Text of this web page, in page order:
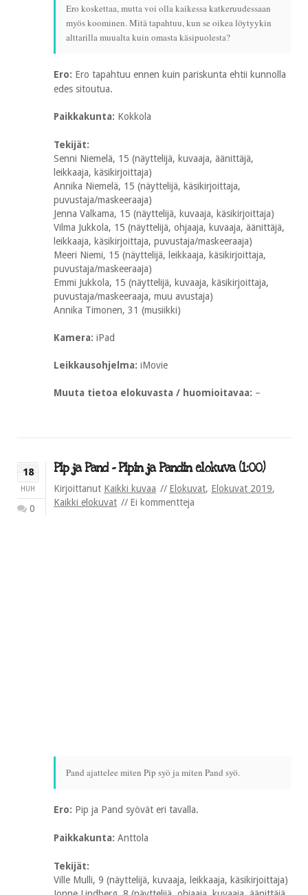
Ero koskettaa, mutta voi olla kaikessa katkeruudessaan
myös koominen. Mitä tapahtuu, kun se oikea löytyykin
alttarilla muualta kuin omasta käsipuolesta?
Ero: Ero tapahtuu ennen kuin pariskunta ehtii kunnolla
edes sitoutua.
Paikkakunta: Kokkola
Tekijät:
Senni Niemelä, 15 (näyttelijä, kuvaaja, äänittäjä,
leikkaaja, käsikirjoittaja)
Annika Niemelä, 15 (näyttelijä, käsikirjoittaja,
puvustaja/maskeeraaja)
Jenna Valkama, 15 (näyttelijä, kuvaaja, käsikirjoittaja)
Vilma Jukkola, 15 (näyttelijä, ohjaaja, kuvaaja, äänittäjä,
leikkaaja, käsikirjoittaja, puvustaja/maskeeraaja)
Meeri Niemi, 15 (näyttelijä, leikkaaja, käsikirjoittaja,
puvustaja/maskeeraaja)
Emmi Jukkola, 15 (näyttelijä, kuvaaja, käsikirjoittaja,
puvustaja/maskeeraaja, muu avustaja)
Annika Timonen, 31 (musiikki)
Kamera: iPad
Leikkausohjelma: iMovie
Muuta tietoa elokuvasta / huomioitavaa: –
18
HUH
0
Pip ja Pand – Pipin ja Pandin elokuva (1:00)
Kirjoittanut Kaikki kuvaa Elokuvat, Elokuvat 2019,
Kaikki elokuvat
Ei kommentteja
Pand ajattelee miten Pip syö ja miten Pand syö.
Ero: Pip ja Pand syövät eri tavalla.
Paikkakunta: Anttola
Tekijät:
Ville Mulli, 9 (näyttelijä, kuvaaja, leikkaaja, käsikirjoittaja)